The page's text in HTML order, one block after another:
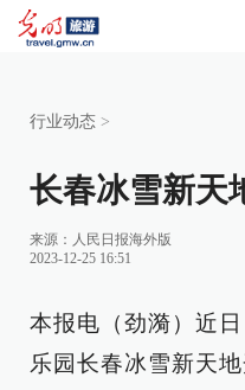
行业动态 >
长春冰雪新天
来源： 人民日报海外版
2023-12-25 16:51
本报电（劲漪）近
乐园长春冰雪新天